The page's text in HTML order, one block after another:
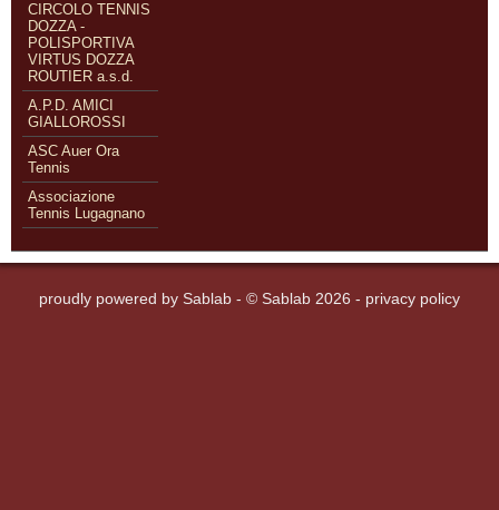
CIRCOLO TENNIS
DOZZA -
POLISPORTIVA
VIRTUS DOZZA
ROUTIER a.s.d.
A.P.D. AMICI
GIALLOROSSI
ASC Auer Ora
Tennis
Associazione
Tennis Lugagnano
proudly powered by Sablab - © Sablab 2026 - privacy policy